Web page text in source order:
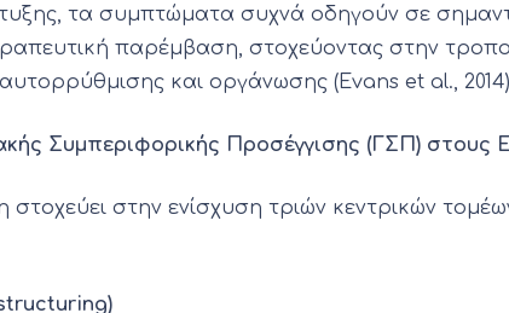
τα συμπτώματα συχνά οδηγούν σε
παρέμβαση, στοχεύοντας στην
και οργάνωσης (Evans et al.,
Συμπεριφορικής Προσέγγισης (ΓΣΠ) στους
στην ενίσχυση τριών κεντρικών